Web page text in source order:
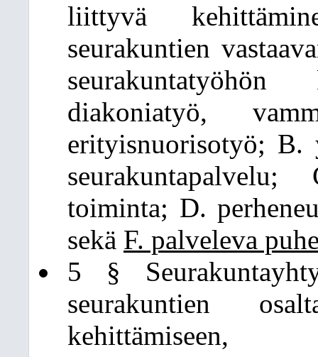
liittyvä
seurakuntien
diakoniatyö,
erityisnuorisotyö; B.
toiminta; D.
sekä F. palveleva
5 §
seurakuntien
kehittämiseen,